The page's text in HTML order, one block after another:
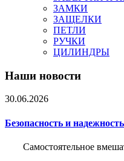
ЗАМКИ
ЗАЩЕЛКИ
ПЕТЛИ
РУЧКИ
ЦИЛИНДРЫ
Наши новости
30.06.2026
Безопасность и
Самостоятельное